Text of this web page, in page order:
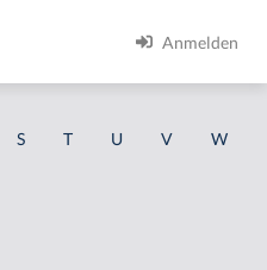
Anmelden
S T U V W